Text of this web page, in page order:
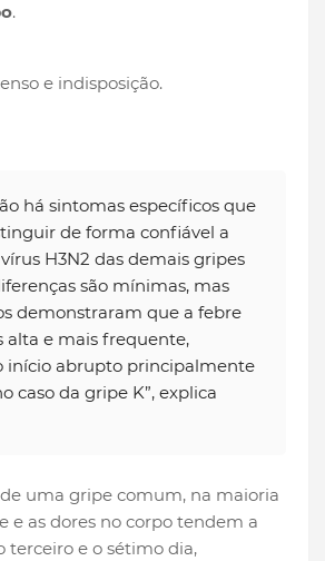
.
e indisposição.
há sintomas específicos que
de forma confiável a
H3N2 das demais gripes
são mínimas, mas
demonstraram que a febre
alta e mais frequente,
início abrupto principalmente
caso da gripe K”, explica
uma gripe comum, na maioria
e as dores no corpo tendem a
terceiro e o sétimo dia,